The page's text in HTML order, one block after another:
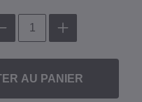
AU PANIER